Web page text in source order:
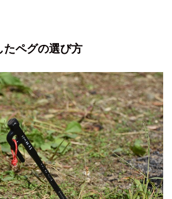
たペグの選び方